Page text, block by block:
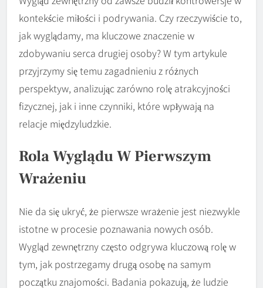
kontekście miłości i podrywania. Czy rzeczywiście to,
jak wyglądamy, ma kluczowe znaczenie w
zdobywaniu serca drugiej osoby? W tym artykule
przyjrzymy się temu zagadnieniu z różnych
perspektyw, analizując zarówno rolę atrakcyjności
fizycznej, jak i inne czynniki, które wpływają na
relacje międzyludzkie.
Rola Wyglądu W Pierwszym
Wrażeniu
Nie da się ukryć, że pierwsze wrażenie jest niezwykle
istotne w procesie poznawania nowych osób.
Wygląd zewnętrzny często odgrywa kluczową rolę w
tym, jak postrzegamy drugą osobę na samym
początku znajomości. Badania pokazują, że ludzie